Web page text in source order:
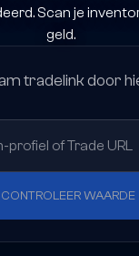
Scan je
geld.
tradelink door
CONTROLEER WAARDE